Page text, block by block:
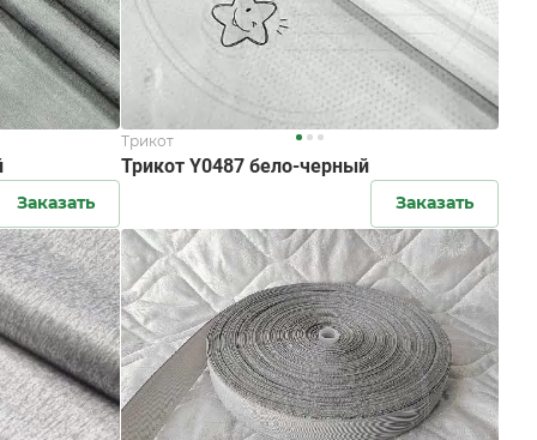
Заказать
Трикот
Трикот Y0487 бело-черный
Заказать